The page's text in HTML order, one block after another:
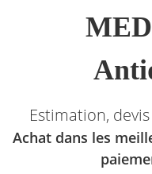
Estimation,
Achat dans les